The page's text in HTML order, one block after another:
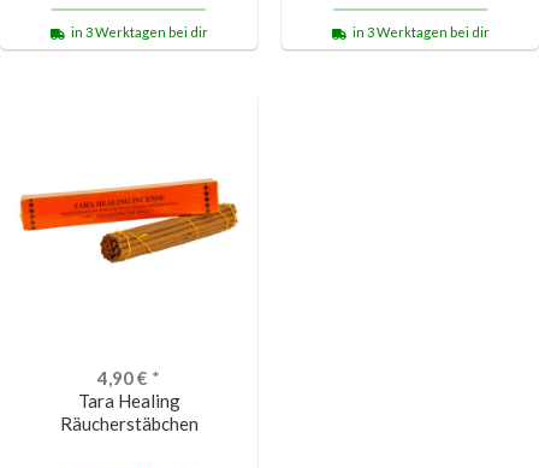
in 3 Werktagen bei dir in 3 Werktagen bei dir
4,90€ *
Tara Healing
Räucherstäbchen